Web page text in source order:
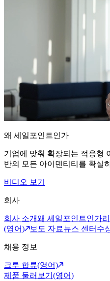
왜 세일포인트인가
기업에 맞춰 확장되는 적응형
반의 모든 아이덴티티를 확실
비디오 보기
회사
회사 소개왜 세일포인트인가
(영어)
보도 자료뉴스 센터 수
채용 정보
크루 합류(영어)
제품 둘러보기(영어)